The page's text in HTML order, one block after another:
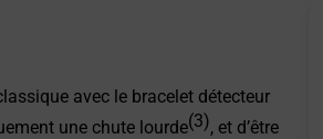
avec le bracelet détecteur
une chute lourde(3), et d’être